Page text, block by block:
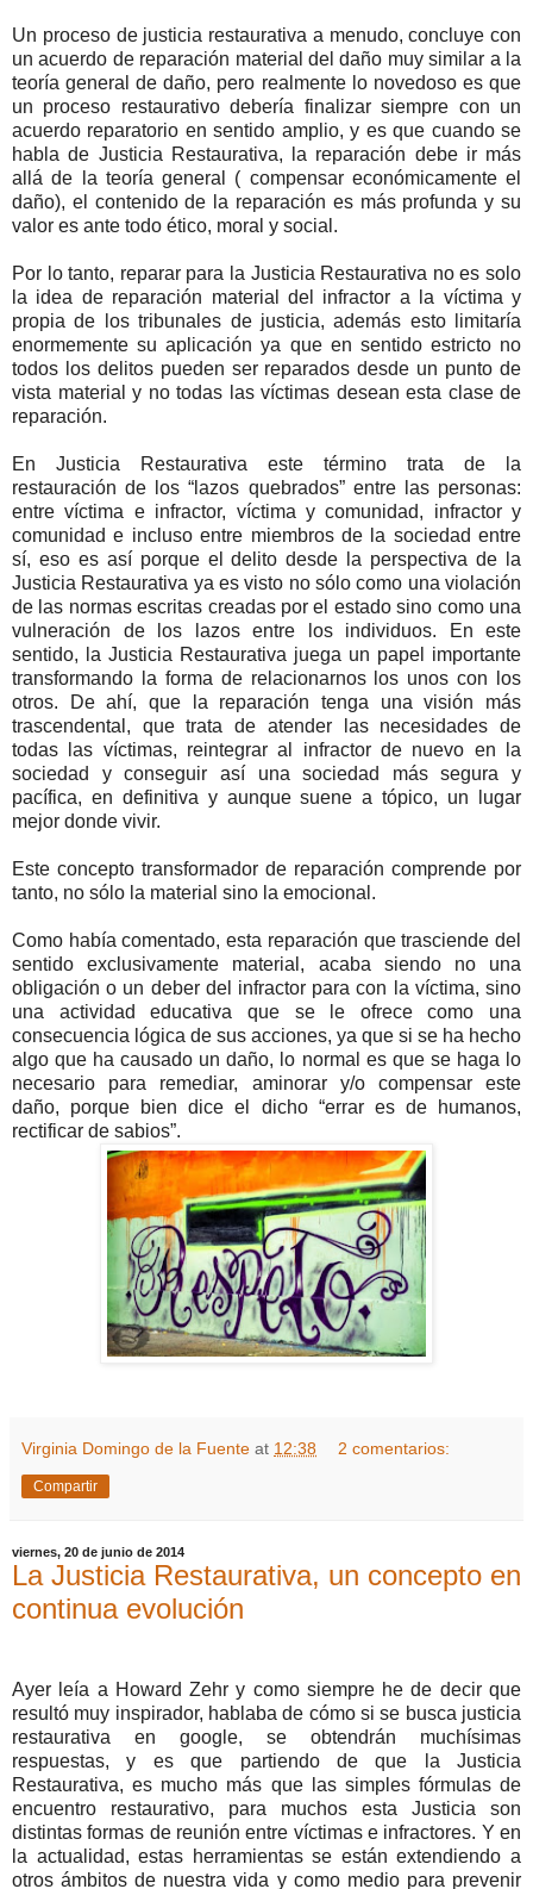
Un proceso de justicia restaurativa a menudo, concluye con
un acuerdo de reparación material del daño muy similar a la
teoría general de daño, pero realmente lo novedoso es que
un proceso restaurativo debería finalizar siempre con un
acuerdo reparatorio en sentido amplio, y es que cuando se
habla de Justicia Restaurativa, la reparación debe ir más
allá de la teoría general ( compensar económicamente el
daño), el contenido de la reparación es más profunda y su
valor es ante todo ético, moral y social.
Por lo tanto, reparar para la Justicia Restaurativa no es solo
la idea de reparación material del infractor a la víctima y
propia de los tribunales de justicia, además esto limitaría
enormemente su aplicación ya que en sentido estricto no
todos los delitos pueden ser reparados desde un punto de
vista material y no todas las víctimas desean esta clase de
reparación.
En Justicia Restaurativa este término trata de la
restauración de los “lazos quebrados” entre las personas:
entre víctima e infractor, víctima y comunidad, infractor y
comunidad e incluso entre miembros de la sociedad entre
sí, eso es así porque el delito desde la perspectiva de la
Justicia Restaurativa ya es visto no sólo como una violación
de las normas escritas creadas por el estado sino como una
vulneración de los lazos entre los individuos. En este
sentido, la Justicia Restaurativa juega un papel importante
transformando la forma de relacionarnos los unos con los
otros. De ahí, que la reparación tenga una visión más
trascendental, que trata de atender las necesidades de
todas las víctimas, reintegrar al infractor de nuevo en la
sociedad y conseguir así una sociedad más segura y
pacífica, en definitiva y aunque suene a tópico, un lugar
mejor donde vivir.
Este concepto transformador de reparación comprende por
tanto, no sólo la material sino la emocional.
Como había comentado, esta reparación que trasciende del
sentido exclusivamente material, acaba siendo no una
obligación o un deber del infractor para con la víctima, sino
una actividad educativa que se le ofrece como una
consecuencia lógica de sus acciones, ya que si se ha hecho
algo que ha causado un daño, lo normal es que se haga lo
necesario para remediar, aminorar y/o compensar este
daño, porque bien dice el dicho “errar es de humanos,
rectificar de sabios”.
Virginia Domingo de la Fuente at 12:38 2 comentarios:
Compartir
viernes, 20 de junio de 2014
La Justicia Restaurativa, un concepto en
continua evolución
Ayer leía a Howard Zehr y como siempre he de decir que
resultó muy inspirador, hablaba de cómo si se busca justicia
restaurativa en google, se obtendrán muchísimas
respuestas, y es que partiendo de que la Justicia
Restaurativa, es mucho más que las simples fórmulas de
encuentro restaurativo, para muchos esta Justicia son
distintas formas de reunión entre víctimas e infractores. Y en
la actualidad, estas herramientas se están extendiendo a
otros ámbitos de nuestra vida y como medio para prevenir